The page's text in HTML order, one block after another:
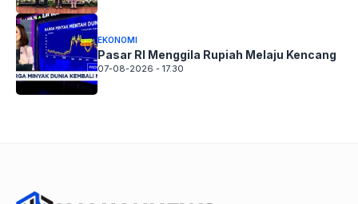
EKONOMI
Pasar RI Menggila Rupiah Melaju Kencang
07-08-2026 - 17.30